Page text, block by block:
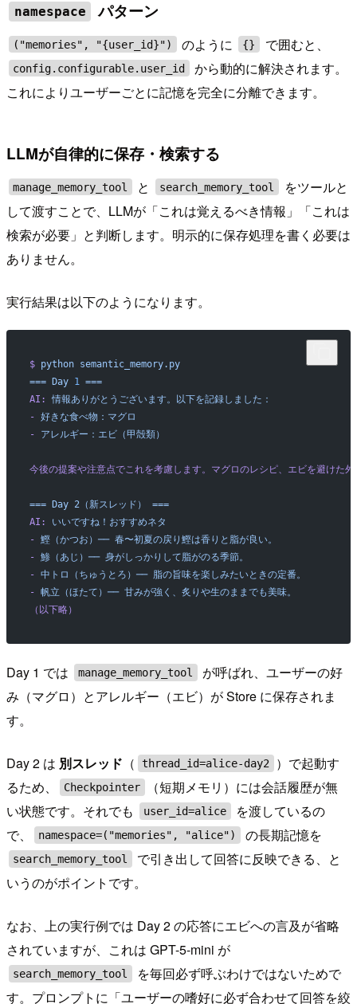
namespace パターン
("memories", "{user_id}") のように {} で囲むと、
config.configurable.user_id
から動的に解決されます。
これによりユーザーごとに記憶を完全に分離できます。
LLMが自律的に保存・検索する
manage_memory_tool と search_memory_tool
をツールと
して渡すことで、LLMが「これは覚えるべき情報」「これは
検索が必要」と判断します。明示的に保存処理を書く必要は
ありません。
実行結果は以下のようになります。
$ python semantic_memory.py
=== Day 1 ===
AI: 情報ありがとうございます。以下を記録しました：
- 好きな食べ物：マグロ
- アレルギー：エビ（甲殻類）
今後の提案や注意点でこれを考慮します。マグロのレシピ、エビを避けた
=== Day 2（新スレッド）
===
AI:
いいですね！おすすめネタ
- 鰹（かつお）── 春〜初夏の戻り鰹は香りと脂が良い。
- 鯵（あじ）── 身がしっかりして脂がのる季節。
- 中トロ（ちゅうとろ）── 脂の旨味を楽しみたいときの定番。
- 帆立（ほたて）── 甘みが強く、炙りや生のままでも美味。
（以下略）
Day 1 では manage_memory_tool
が呼ばれ、ユーザーの好
み（マグロ）とアレルギー（エビ）が Store に保存されま
す。
Day 2 は 別スレッド （ thread_id=alice-day2
）で起動す
るため、
Checkpointer
（短期メモリ）には会話履歴が無
い状態です。それでも
user_id=alice
を渡しているの
で、
namespace=("memories", "alice") の長期記憶を
search_memory_tool
で引き出して回答に反映できる、と
いうのがポイントです。
なお、上の実行例では Day 2 の応答にエビへの言及が省略
されていますが、これは GPT-5-mini が
search_memory_tool
を毎回必ず呼ぶわけではないためで
す。プロンプトに「ユーザーの嗜好に必ず合わせて回答を絞